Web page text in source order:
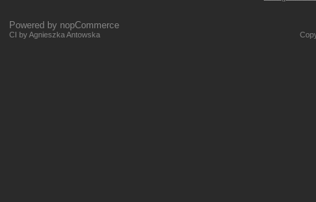
Powered by nopCommerce
CI by Agnieszka Antowska